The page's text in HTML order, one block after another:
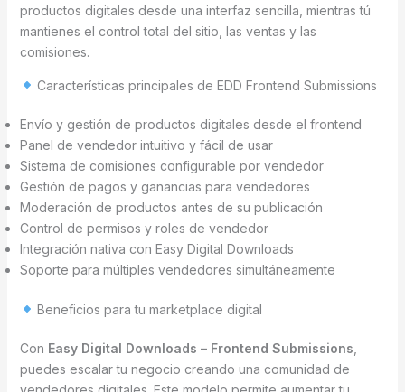
productos digitales desde una interfaz sencilla, mientras tú
mantienes el control total del sitio, las ventas y las
comisiones.
Características principales de EDD Frontend Submissions
Envío y gestión de productos digitales desde el frontend
Panel de vendedor intuitivo y fácil de usar
Sistema de comisiones configurable por vendedor
Gestión de pagos y ganancias para vendedores
Moderación de productos antes de su publicación
Control de permisos y roles de vendedor
Integración nativa con Easy Digital Downloads
Soporte para múltiples vendedores simultáneamente
Beneficios para tu marketplace digital
Con Easy Digital Downloads – Frontend Submissions
puedes escalar tu negocio creando una comunidad de